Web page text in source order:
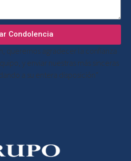
Condolencia
queremos agradecer la confianza
y enviar nuestras más sinceras
a su entera disposición”